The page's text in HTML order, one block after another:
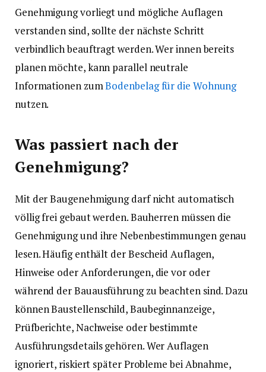
Genehmigung vorliegt und mögliche Auflagen
verstanden sind, sollte der nächste Schritt
verbindlich beauftragt werden. Wer innen bereits
planen möchte, kann parallel neutrale
Informationen zumBodenbelag für die Wohnung
nutzen.
Was passiert nach der
Genehmigung?
Mit der Baugenehmigung darf nicht automatisch
völlig frei gebaut werden. Bauherren müssen die
Genehmigung und ihre Nebenbestimmungen genau
lesen. Häufig enthält der Bescheid Auflagen,
Hinweise oder Anforderungen, die vor oder
während der Bauausführung zu beachten sind. Dazu
können Baustellenschild, Baubeginnanzeige,
Prüfberichte, Nachweise oder bestimmte
Ausführungsdetails gehören. Wer Auflagen
ignoriert, riskiert später Probleme bei Abnahme,